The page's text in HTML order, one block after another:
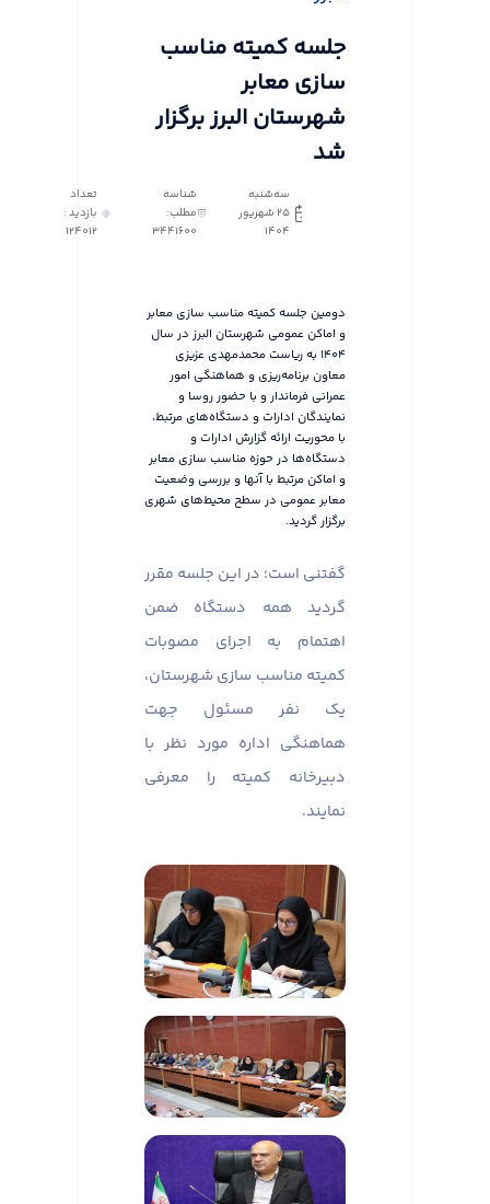
جلسه کمیته مناسب
سازی معابر
شهرستان البرز برگزار
شد
سه‌شنبه
25 شهریور
1404
شناسه
مطلب:
3441600
تعداد
بازدید :
124012
دومین جلسه کمیته مناسب سازی معابر
و اماکن عمومی شهرستان البرز در سال
۱۴۰۴ به ریاست محمدمهدی عزیزی
معاون برنامه‌ریزی و هماهنگی امور
عمرانی فرماندار و با حضور روسا و
نمایندگان ادارات و دستگاه‌های مرتبط،
با محوریت ارائه گزارش ادارات و
دستگاه‌ها در حوزه مناسب سازی معابر
و اماکن مرتبط با آنها و بررسی وضعیت
معابر عمومی در سطح محیط‌های شهری
برگزار گردید.
گفتنی است؛ در این جلسه مقرر
گردید همه دستگاه ضمن
اهتمام به اجرای مصوبات
کمیته مناسب سازی شهرستان،
یک نفر مسئول جهت
هماهنگی اداره مورد نظر با
دبیرخانه کمیته را معرفی
نمایند.